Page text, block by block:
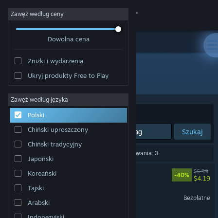
Zaloguj się
Społeczność
Informacje
Wsparcie
Zmień język
Pobierz aplikację mobilną Steam
Wersja przeglądarkowa
Zawęź według ceny
Dowolna cena
Zniżki i wydarzenia
Ukryj produkty Free to Play
Zawęź według języka
Polski
Chiński uproszczony
Chiński tradycyjny
Japoński
Koreański
Tajski
Arabski
Producent: Type-Ten
Sortuj według:
Szukaj
Liczba wyników pasujących do twojego wyszukiwania: 3.
-40%
$6.99
$4.19
Bezpłatne
Plink Lab